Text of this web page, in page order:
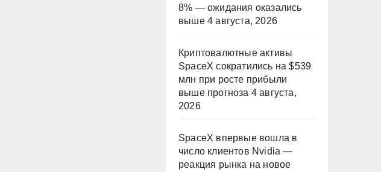
8% — ожидания оказались
выше 4 августа, 2026
Криптовалютные активы
SpaceX сократились на $539
млн при росте прибыли
выше прогноза 4 августа,
2026
SpaceX впервые вошла в
число клиентов Nvidia —
реакция рынка на новое